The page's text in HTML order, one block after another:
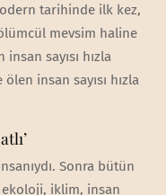
tarihinde ilk kez,
mevsim haline
sayısı hızla
insan sayısı hızla
Sonra bütün
iklim, insan